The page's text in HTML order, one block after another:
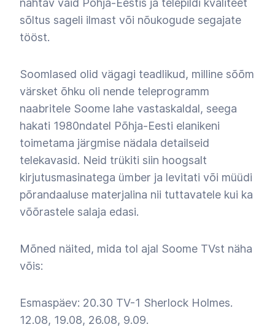
nähtav vaid Põhja-Eestis ja telepildi kvaliteet
sõltus sageli ilmast või nõukogude segajate
tööst.
Soomlased olid vägagi teadlikud, milline sõõm
värsket õhku oli nende teleprogramm
naabritele Soome lahe vastaskaldal, seega
hakati 1980ndatel Põhja-Eesti elanikeni
toimetama järgmise nädala detailseid
telekavasid. Neid trükiti siin hoogsalt
kirjutusmasinatega ümber ja levitati või müüdi
põrandaaluse materjalina nii tuttavatele kui ka
võõrastele salaja edasi.
Mõned näited, mida tol ajal Soome TVst näha
võis:
Esmaspäev: 20.30 TV-1 Sherlock Holmes.
12.08, 19.08, 26.08, 9.09.